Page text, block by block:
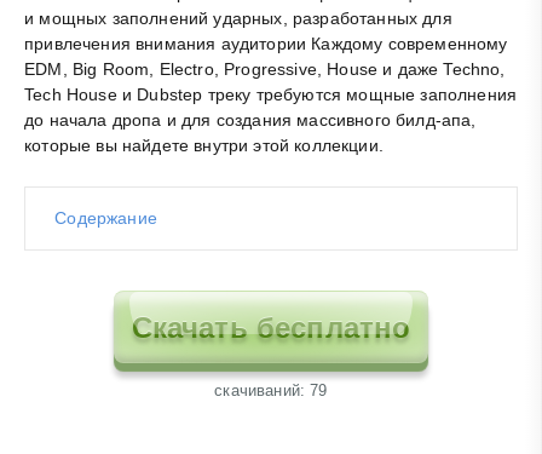
и мощных заполнений ударных, разработанных для
привлечения внимания аудитории Каждому современному
EDM, Big Room, Electro, Progressive, House и даже Techno,
Tech House и Dubstep треку требуются мощные заполнения
до начала дропа и для создания массивного билд-апа,
которые вы найдете внутри этой коллекции.
Содержание
Скачать бесплатно
cкачиваний: 79